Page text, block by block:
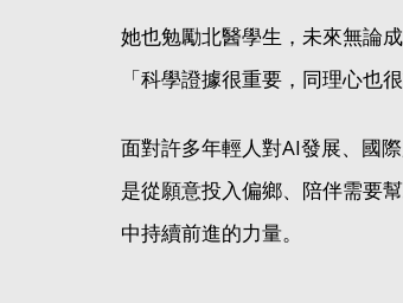
她也勉勵北醫學生，未來無論
「科學證據很重要，同理心也
面對許多年輕人對AI發展、國
是從願意投入偏鄉、陪伴需要
中持續前進的力量。